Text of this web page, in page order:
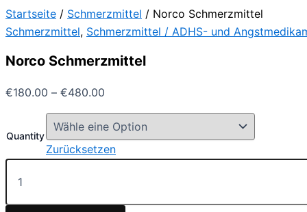
Startseite / Schmerzmittel / Norco Schmerzmittel
Schmerzmittel, Schmerzmittel / ADHS- und
Norco Schmerzmittel
€180.00 – €480.00
Quantity
Zurücksetzen